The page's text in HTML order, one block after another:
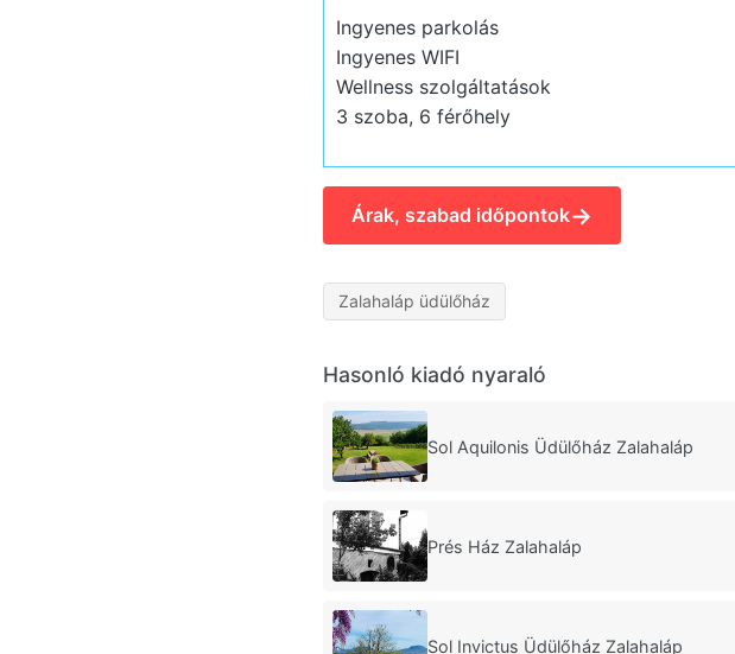
Ingyenes parkolás
Ingyenes WIFI
Wellness szolgáltatások
3 szoba, 6 férőhely
Árak, szabad időpontok→
Zalahaláp üdülőház
Hasonló kiadó nyaraló
Sol Aquilonis Üdülőház Zalahaláp
Prés Ház Zalahaláp
Sol Invictus Üdülőház Zalahaláp